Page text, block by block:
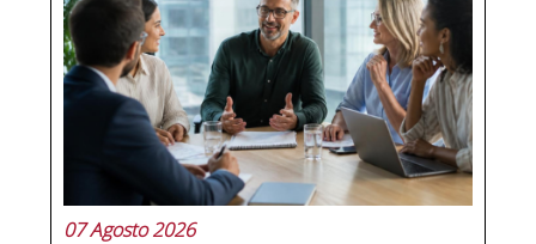
07 Agosto 2026